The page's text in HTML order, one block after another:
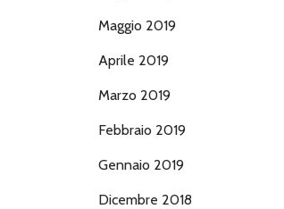
Maggio 2019
Aprile 2019
Marzo 2019
Febbraio 2019
Gennaio 2019
Dicembre 2018